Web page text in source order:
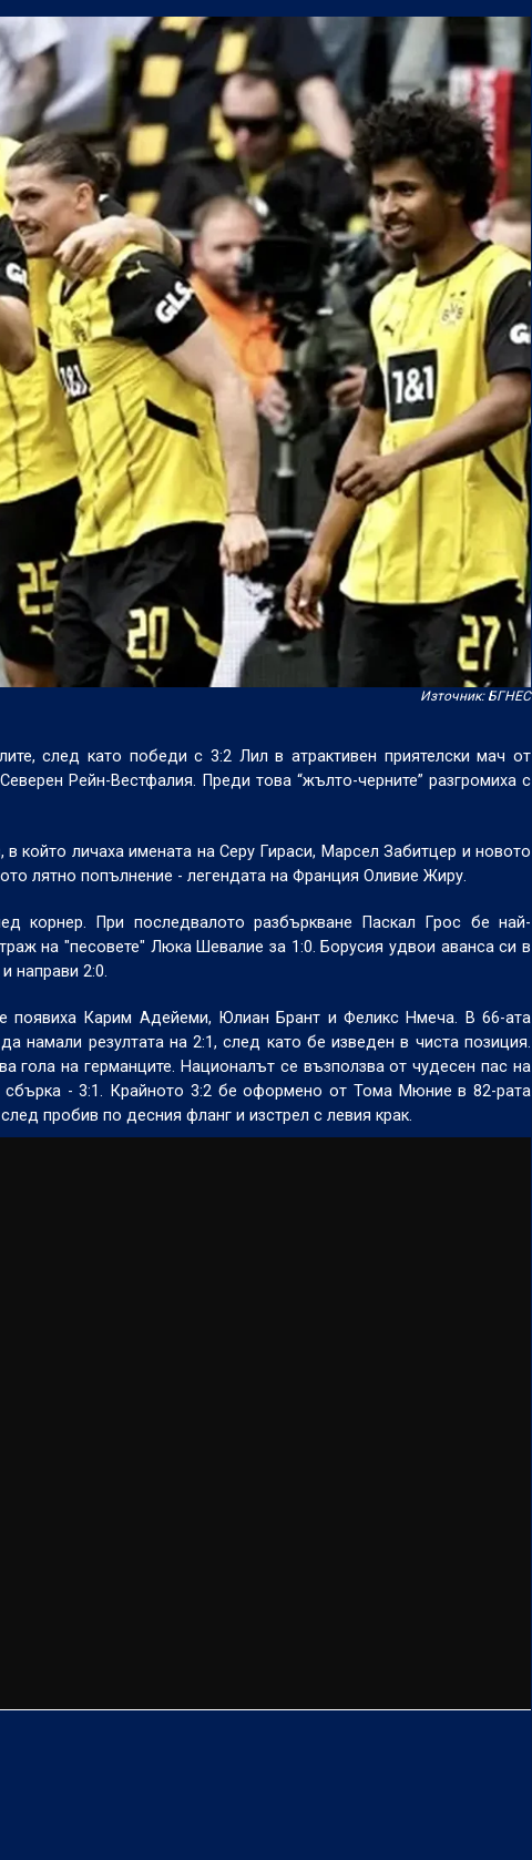
крачка!
Източник: БГНЕС
след като победи с 3:2 Лил в атрактивен приятелски мач от
Рейн-Вестфалия. Преди това “жълто-черните” разгромиха с
който личаха имената на Серу Гираси, Марсел Забитцер и новото
лятно попълнение - легендата на Франция Оливие Жиру.
корнер. При последвалото разбъркване Паскал Грос бе най-
на "песовете" Люка Шевалие за 1:0. Борусия удвои аванса си в
направи 2:0.
появиха Карим Адейеми, Юлиан Брант и Феликс Нмеча. В 66-ата
намали резултата на 2:1, след като бе изведен в чиста позиция.
на германците. Националът се възползва от чудесен пас на
- 3:1. Крайното 3:2 бе оформено от Тома Мюние в 82-рата
пробив по десния фланг и изстрел с левия крак.